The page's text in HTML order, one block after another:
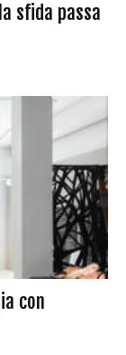
sfida passa
con